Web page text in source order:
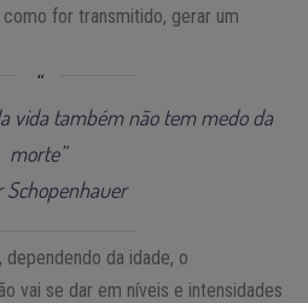
for transmitido, gerar um
vida também não tem medo da
morte”
da idade, o
vai se dar em níveis e intensidades